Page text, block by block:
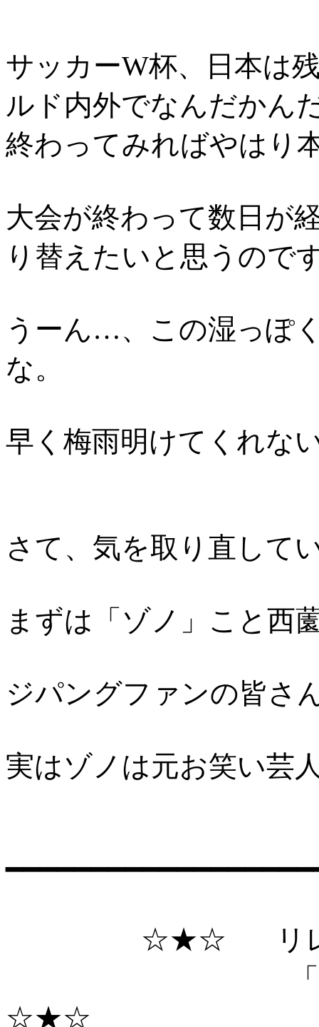
サッカーW杯、日本は
ルド内外でなんだかん
終わってみればやはり
大会が終わって数日が
り替えたいと思うので
うーん…、この湿っぽ
な。
早く梅雨明けてくれな
さて、気を取り直して
まずは「ゾノ」こと西
ジパングファンの皆さ
実はゾノは元お笑い芸
☆★☆ リレー・
「西薗優
☆★☆